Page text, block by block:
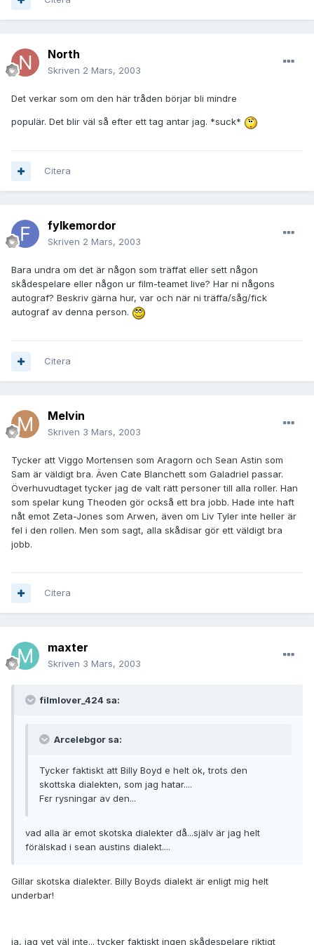
North
Skriven 2 Mars, 2003
Det verkar som om den här tråden börjar bli mindre
populär. Det blir väl så efter ett tag antar jag. *suck*
Citera
fylkemordor
Skriven 2 Mars, 2003
Bara undra om det är någon som träffat eller sett någon
skådespelare eller någon ur film-teamet live? Har ni någons
autograf? Beskriv gärna hur, var och när ni träffa/såg/fick
autograf av denna person.
Citera
Melvin
Skriven 3 Mars, 2003
Tycker att Viggo Mortensen som Aragorn och Sean Astin som
Sam är väldigt bra. Även Cate Blanchett som Galadriel passar.
Överhuvudtaget tycker jag de valt rätt personer till alla roller. Han
som spelar kung Theoden gör också ett bra jobb. Hade inte haft
nåt emot Zeta-Jones som Arwen, även om Liv Tyler inte heller är
fel i den rollen. Men som sagt, alla skådisar gör ett väldigt bra
jobb.
Citera
maxter
Skriven 3 Mars, 2003
filmlover_424 sa:
Arcelebgor sa:
Tycker faktiskt att Billy Boyd e helt ok, trots den
skottska dialekten, som jag hatar....
Fεr rysningar av den...
vad alla är emot skotska dialekter då...själv är jag helt
förälskad i sean austins dialekt....
Gillar skotska dialekter. Billy Boyds dialekt är enligt mig helt
underbar!
ja, jag vet väl inte... tycker faktiskt ingen skådespelare riktigt